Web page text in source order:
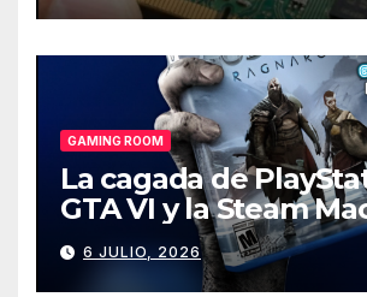
GAMING ROOM
La cagada de
GTA VI y la Steam
Gaming Room #130
6 JULIO, 2026